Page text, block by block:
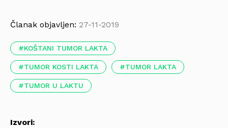
Članak objavljen: 27-11-2019
KOŠTANI TUMOR LAKTA
TUMOR KOSTI LAKTA TUMOR LAKTA
TUMOR U LAKTU
Izvori: